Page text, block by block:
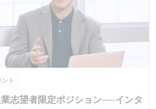
ント
業志望者限定ポジション──インタ